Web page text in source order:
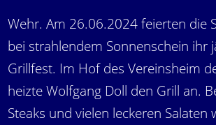
Wehr. Am 26.06.2024 feierten die
bei strahlendem Sonnenschein ihr
Grillfest. Im Hof des Vereinsheim
heizte Wolfgang Doll den Grill an.
Steaks und vielen leckeren Salaten